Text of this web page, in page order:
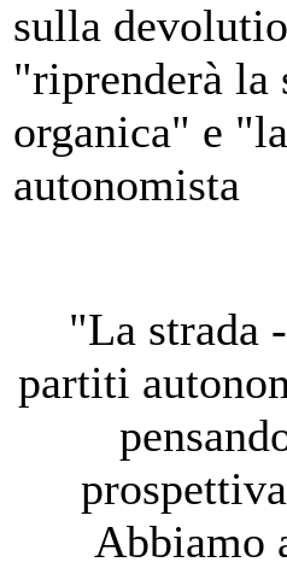
sulla
"riprenderà la
organica" e
autonomista
"La strada
partiti
Abbiamo